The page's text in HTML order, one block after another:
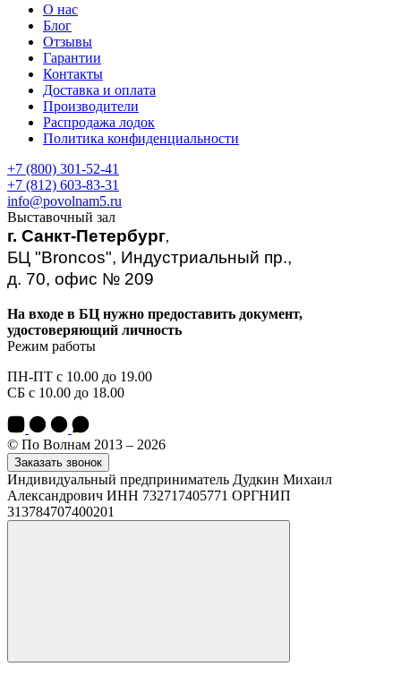
О нас
Блог
Отзывы
Гарантии
Контакты
Доставка и оплата
Производители
Распродажа лодок
Политика конфиденциальности
+7 (800) 301-52-41
+7 (812) 603-83-31
info@povolnam5.ru
Выставочный зал
г. Санкт-Петербург,
БЦ "Broncos", Индустриальный пр.,
д. 70, офис № 209
На входе в БЦ нужно предоставить документ,
удостоверяющий личность
Режим работы
ПН-ПТ с 10.00 до 19.00
СБ с 10.00 до 18.00
© По Волнам 2013 – 2026
Заказать звонок
Индивидуальный предприниматель Дудкин Михаил
Александрович ИНН 732717405771 ОРГНИП
313784707400201